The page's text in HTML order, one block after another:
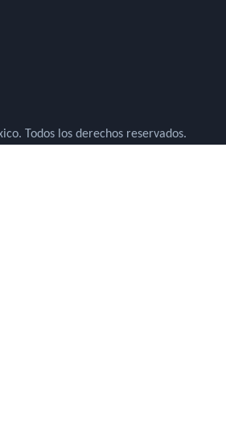
Todos los derechos reservados.